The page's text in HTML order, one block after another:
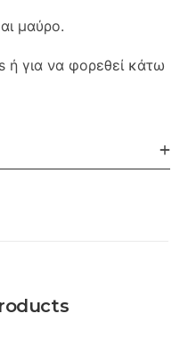
μαύρο.
ή για να φορεθεί κάτω